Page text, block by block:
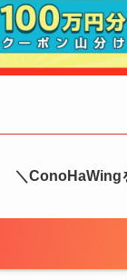
＼ConoHaWing